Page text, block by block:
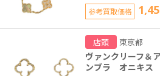
参考買取価格
店頭 東京都
ヴァンクリーフ＆
ンブラ オニキス